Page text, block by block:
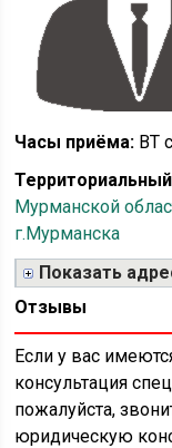
Часы приёма: ВТ
Мурманской
г.Мурманска
Показать
Отзывы
Если у вас
консультация
пожалуйста,
юридическую